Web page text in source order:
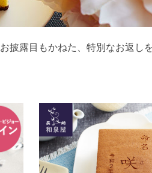
披露目もかねた、特別なお返し